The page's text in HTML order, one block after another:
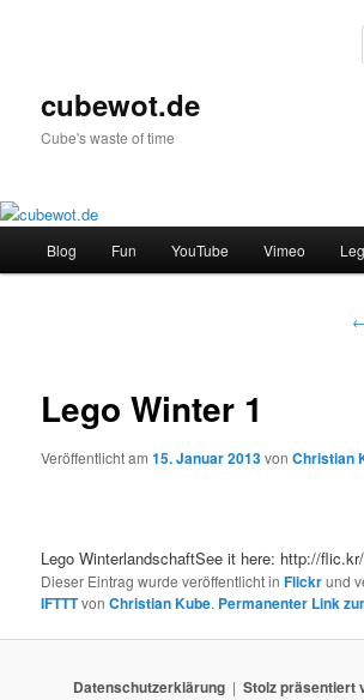
cubewot.de
Cube's waste of time
Blog Fun YouTube Vimeo
←
Lego Winter 1
Veröffentlicht am15. Januar 2013vonChristian
Lego WinterlandschaftSee it here: http://
Dieser Eintrag wurde veröffentlicht inFlickrund
IFTTTvonChristian Kube. Permanenter Link
Datenschutzerklärung Stolz präsentiert